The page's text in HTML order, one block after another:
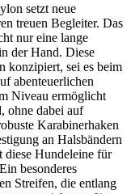
setzt neue
treuen Begleiter. Das
nur eine lange
der Hand. Diese
konzipiert, sei es beim
abenteuerlichen
Niveau ermöglicht
ohne dabei auf
Karabinerhaken
an Halsbändern
diese Hundeleine für
besonderes
Streifen, die entlang